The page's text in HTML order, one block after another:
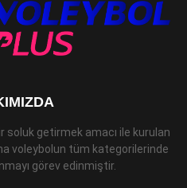
soluk getirmek amacı ile kurulan
voleybolun tüm kategorilerinde
görev edinmiştir.